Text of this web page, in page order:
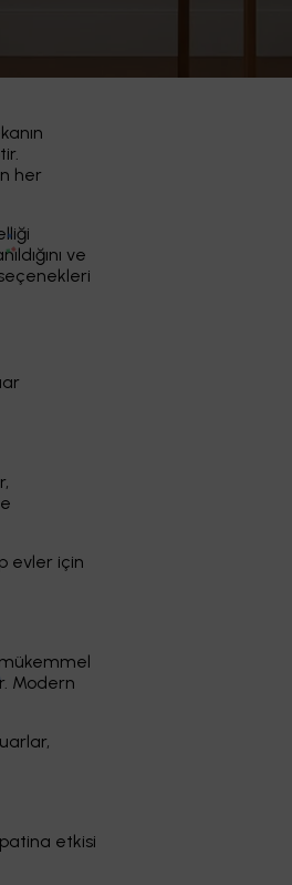
her
ve
evler için
Modern
etkisi